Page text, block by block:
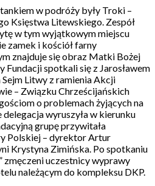
w podróży były Troki –
Księstwa Litewskiego. Zespół
w tym wyjątkowym miejscu
zamek i kościół farny
znajduje się obraz Matki Bożej
spotkali się z Jarosławem
Litwy z ramienia Akcji
– Związku Chrześcijańskich
o problemach żyjących na
wyruszyła w kierunku
grupę przywitała
Polskiej – dyrektor Artur
Krystyna Zimińska. Po spotkaniu
zmęczeni uczestnicy wyprawy
należącym do kompleksu DKP.